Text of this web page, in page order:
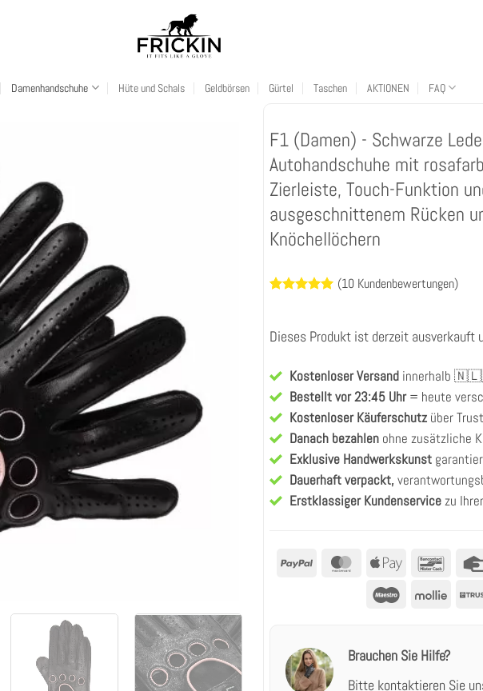
Damenhandschuhe Hüte und Schals Geldbörsen Gürtel Taschen AKTIONEN FAQ
F1 (Damen) - Schwarze
Autohandschuhe mit
Zierleiste, Touch-Funktion
ausgeschnittenem Rücken
Knöchellöchern
basierend
(10 Kundenbewertungen)
Dieses Produkt ist derzeit ausverkauft
Kostenloser Versand innerhalb
Bestellt vor 23:45 Uhr= heute
Kostenloser Käuferschutz über
Danach bezahlen ohne zusätzliche
Exklusive Handwerkskunst
Dauerhaft verpackt,
Erstklassiger Kundenservicezu
PayPal MasterCard
Apple
MaestroMollie
Brauchen Sie Hilfe?
Bitte kontaktieren Sie